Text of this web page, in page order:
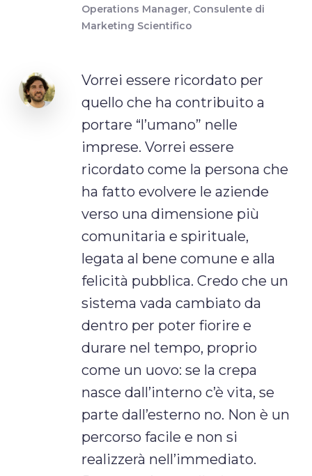
Operations Manager, Consulente di
Marketing Scientifico
Vorrei essere ricordato per
quello che ha contribuito a
portare “l’umano” nelle
imprese. Vorrei essere
ricordato come la persona che
ha fatto evolvere le aziende
verso una dimensione più
comunitaria e spirituale,
legata al bene comune e alla
felicità pubblica. Credo che un
sistema vada cambiato da
dentro per poter fiorire e
durare nel tempo, proprio
come un uovo: se la crepa
nasce dall’interno c’è vita, se
parte dall’esterno no. Non è un
percorso facile e non si
realizzerà nell’immediato.